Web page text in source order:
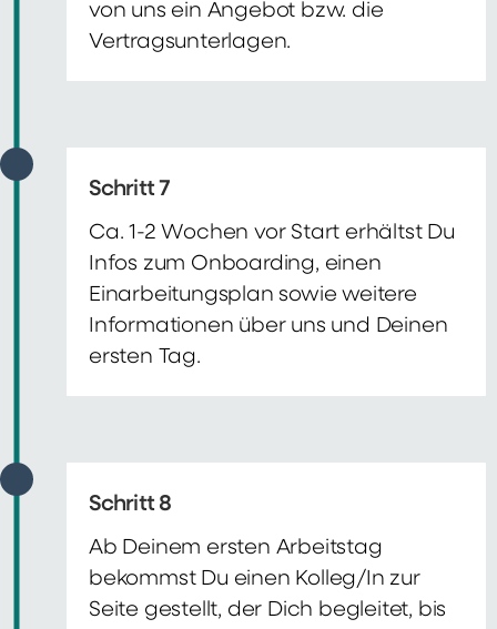
von uns ein Angebot bzw. die
Vertragsunterlagen.
Schritt 7
Ca. 1-2 Wochen vor Start erhältst Du
Infos zum Onboarding, einen
Einarbeitungsplan sowie weitere
Informationen über uns und Deinen
ersten Tag.
Schritt 8
Ab Deinem ersten Arbeitstag
bekommst Du einen Kolleg/In zur
Seite gestellt, der Dich begleitet, bis